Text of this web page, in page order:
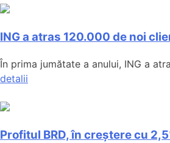
ING a atras 120.000 de noi
În prima jumătate a anului, ING a
detalii
Profitul BRD, în creștere cu